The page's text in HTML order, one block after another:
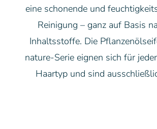
eine schonende und
Reinigung – ganz auf Basis
Inhaltsstoffe. Die
nature-Serie eignen sich für
Haartyp und sind